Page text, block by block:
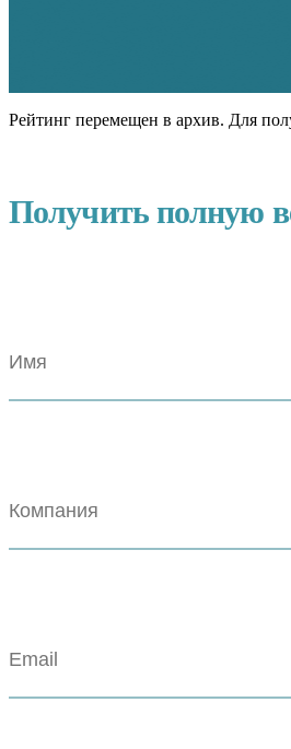
Рейтинг перемещен в архив. Для
Получить полную